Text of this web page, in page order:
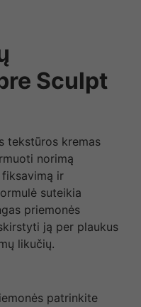
Sculpt
tekstūros kremas
norimą
ir
suteikia
priemonės
ją per plaukus
likučių.
patrinkite